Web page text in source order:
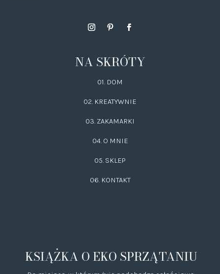
NA SKRÓTY
01. DOM
02. KREATYWNIE
03. ZAKAMARKI
04. O MNIE
05. SKLEP
06. KONTAKT
KSIĄŻKA O EKO SPRZĄTANIU